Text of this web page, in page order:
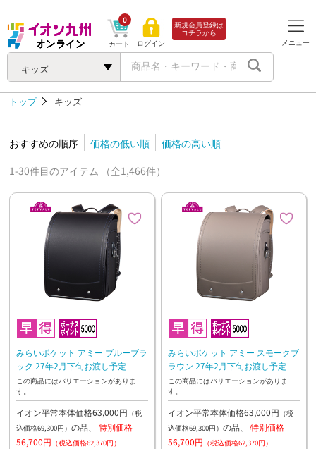
キッズ
カート
0
ログイン
新規会員登録は
コチラから
メニュー
トップ キッズ
おすすめの順序 価格の低い順
価格の高い順
1-30件目のアイテム （全1,466件）
みらいポケット アミー ブルーブラ
ック 27年2月下旬お渡し予定
この商品にはバリエーションがありま
す。
イオン平常本体価格63,000円 （税
込価格69,300円） の品、 特別価格
56,700円 （税込価格62,370円）
みらいポケット アミー スモークブ
ラウン 27年2月下旬お渡し予定
この商品にはバリエーションがありま
す。
イオン平常本体価格63,000円 （税
込価格69,300円） の品、 特別価格
56,700円 （税込価格62,370円）